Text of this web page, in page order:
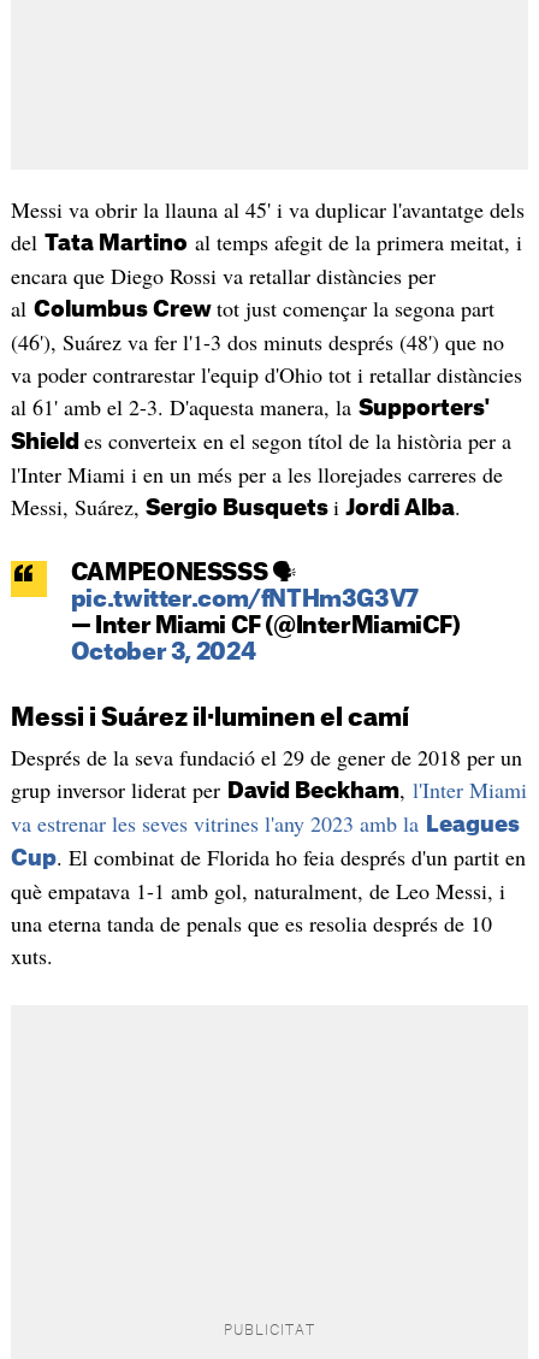
Messi va obrir la llauna al 45' i va duplicar l'avantatge dels
del Tata Martino al temps afegit de la primera meitat, i
encara que Diego Rossi va retallar distàncies per
al Columbus Crew tot just començar la segona part
(46'), Suárez va fer l'1-3 dos minuts després (48') que no
va poder contrarestar l'equip d'Ohio tot i retallar distàncies
al 61' amb el 2-3. D'aquesta manera, la Supporters'
Shield es converteix en el segon títol de la història per a
l'Inter Miami i en un més per a les llorejades carreres de
Messi, Suárez, Sergio Busquets i Jordi Alba.
CAMPEONESSSS 🗣️
pic.twitter.com/fNTHm3G3V7
— Inter Miami CF (@InterMiamiCF)
October 3, 2024
Messi i Suárez il·luminen el camí
Després de la seva fundació el 29 de gener de 2018 per un
grup inversor liderat per David Beckham, l'Inter Miami
va estrenar les seves vitrines l'any 2023 amb la Leagues
Cup. El combinat de Florida ho feia després d'un partit en
què empatava 1-1 amb gol, naturalment, de Leo Messi, i
una eterna tanda de penals que es resolia després de 10
xuts.